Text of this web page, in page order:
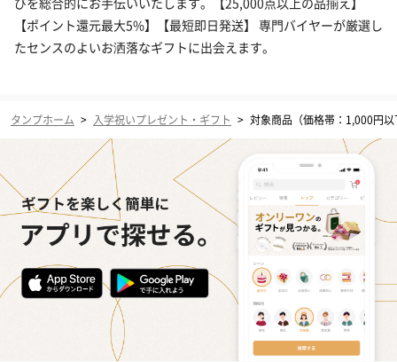
【ポイント還元最大5%】【最短即日発送】 専門バイヤーが厳選し
たセンスのよいお洒落なギフトに出会えます。
タンプホーム > 入学祝いプレゼント・ギフト > 対象商品（価格帯：1,000円以